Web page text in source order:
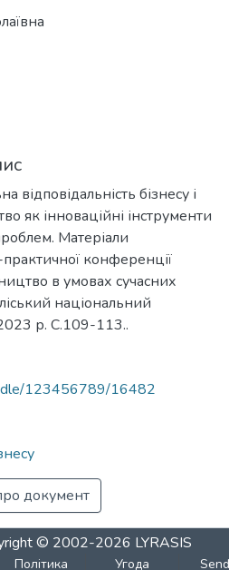
відповідальність бізнесу і
як інноваційні інструменти
Матеріали
конференції
в умовах сучасних
національний
р. С.109-113..
123456789/16482
документ
© 2002-2026 LYRASIS
Політика Угода Send